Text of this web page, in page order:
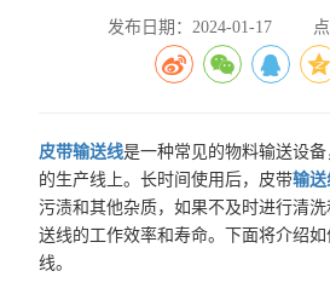
发布日期：2024-01-17
皮带输送线是一种常见的物料输送设
的生产线上。长时间使用后，皮带输送
污渍和其他杂质，如果不及时进行清
送线的工作效率和寿命。下面将介绍
线。